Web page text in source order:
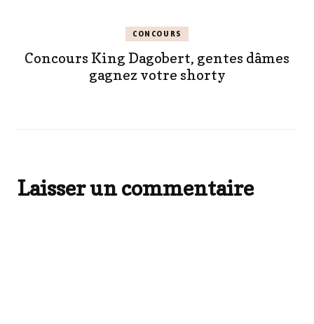
CONCOURS
Concours King Dagobert, gentes dâmes
gagnez votre shorty
Laisser un commentaire